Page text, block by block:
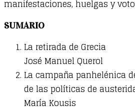
manifestaciones, huelgas y
SUMARIO
La retirada de Grecia
José Manuel Querol
La campaña panhelénica
de las políticas de
María Kousis